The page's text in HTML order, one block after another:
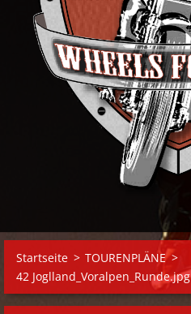
Startseite > TOURENPLÄNE >
42 Joglland_Voralpen_Runde.jpg